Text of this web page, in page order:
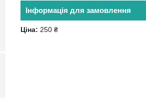
Інформація для замовлення
Ціна: 250 ₴